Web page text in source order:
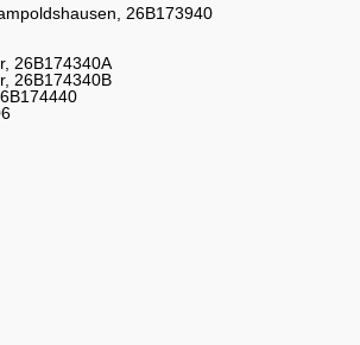
26B173940
26B174340A
26B174340B